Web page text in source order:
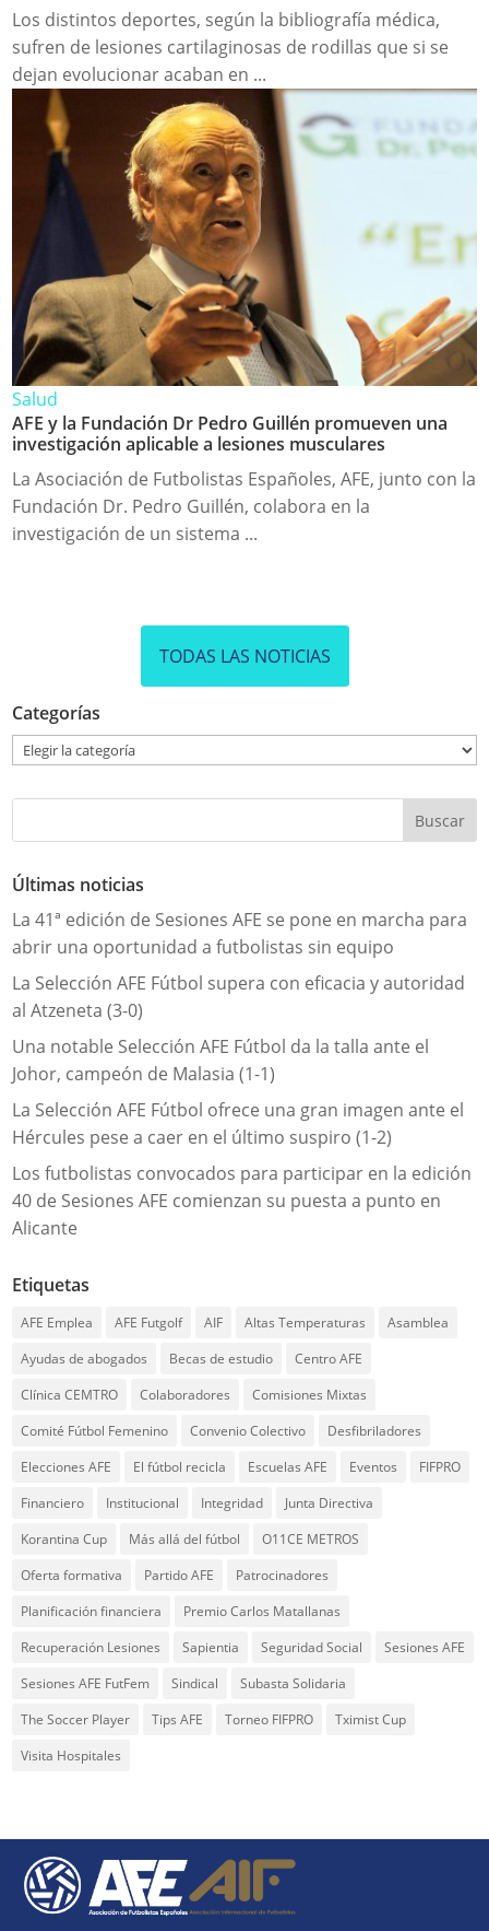
Los distintos deportes, según la bibliografía médica,
sufren de lesiones cartilaginosas de rodillas que si se
dejan evolucionar acaban en ...
Salud
AFE y la Fundación Dr Pedro Guillén promueven una
investigación aplicable a lesiones musculares
La Asociación de Futbolistas Españoles, AFE, junto con la
Fundación Dr. Pedro Guillén, colabora en la
investigación de un sistema ...
TODAS LAS NOTICIAS
Categorías
Categorías
Últimas noticias
La 41ª edición de Sesiones AFE se pone en marcha para
abrir una oportunidad a futbolistas sin equipo
La Selección AFE Fútbol supera con eficacia y autoridad
al Atzeneta (3-0)
Una notable Selección AFE Fútbol da la talla ante el
Johor, campeón de Malasia (1-1)
La Selección AFE Fútbol ofrece una gran imagen ante el
Hércules pese a caer en el último suspiro (1-2)
Los futbolistas convocados para participar en la edición
40 de Sesiones AFE comienzan su puesta a punto en
Alicante
Etiquetas
AFE Emplea AFE Futgolf AIF Altas Temperaturas
Asamblea
Ayudas de abogados
Becas de estudio
Centro AFE
Clínica CEMTRO
Colaboradores
Comisiones Mixtas
Comité Fútbol Femenino
Convenio Colectivo
Desfibriladores
Elecciones AFE
El fútbol recicla Escuelas AFE Eventos
FIFPRO
Financiero
Institucional Integridad
Junta Directiva
Korantina Cup
Más allá del fútbol
O11CE METROS
Oferta formativa
Partido AFE
Patrocinadores
Planificación financiera
Premio Carlos Matallanas
Recuperación Lesiones
Sapientia Seguridad Social
Sesiones AFE
Sesiones AFE FutFem
Sindical
Subasta Solidaria
The Soccer Player
Tips AFE Torneo FIFPRO
Tximist Cup
Visita Hospitales